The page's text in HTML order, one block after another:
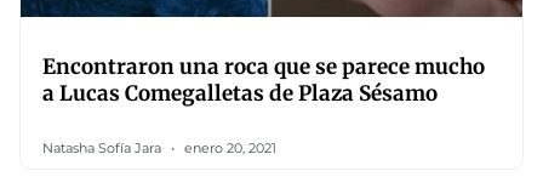
Encontraron una roca que se parece mucho
a Lucas Comegalletas de Plaza Sésamo
Natasha Sofía Jara enero 20, 2021